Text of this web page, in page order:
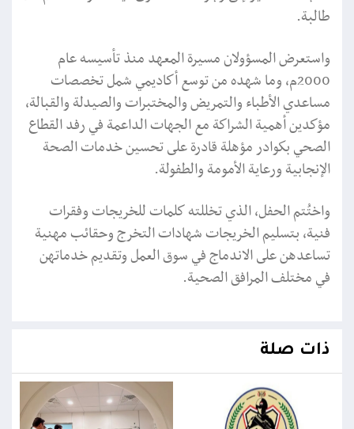
طالبة.
واستعرض المسؤولان مسيرة المعهد منذ تأسيسه عام
2000م، وما شهده من توسع أكاديمي شمل تخصصات
مساعدي الأطباء والتمريض والمختبرات والصيدلة والقبالة،
مؤكدين أهمية الشراكة مع الجهات الداعمة في رفد القطاع
الصحي بكوادر مؤهلة قادرة على تحسين خدمات الصحة
الإنجابية ورعاية الأمومة والطفولة.
واختُتم الحفل، الذي تخللته كلمات للخريجات وفقرات
فنية، بتسليم الخريجات شهادات التخرج وحقائب مهنية
تساعدهن على الاندماج في سوق العمل وتقديم خدماتهن
في مختلف المرافق الصحية.
ذات صلة